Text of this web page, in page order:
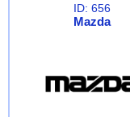
ID: 656
Mazda